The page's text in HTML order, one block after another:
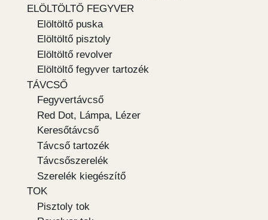
ELÖLTÖLTŐ FEGYVER
Elöltöltő puska
Elöltöltő pisztoly
Elöltöltő revolver
Elöltöltő fegyver tartozék
TÁVCSŐ
Fegyvertávcső
Red Dot, Lámpa, Lézer
Keresőtávcső
Távcső tartozék
Távcsőszerelék
Szerelék kiegészítő
TOK
Pisztoly tok